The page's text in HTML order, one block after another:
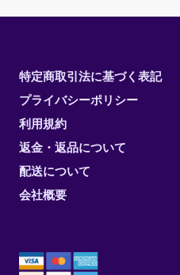
特定商取引法に基づく表記
プライバシーポリシー
利用規約
返金・返品について
配送について
会社概要